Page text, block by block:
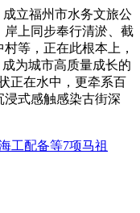
立福州市水务文旅公
上同步奉行清淤、截
等，正在此根本上，
为城市高质量成长的
正在水中，更牵系百
式感触感染古街深
工配备等7项马祖